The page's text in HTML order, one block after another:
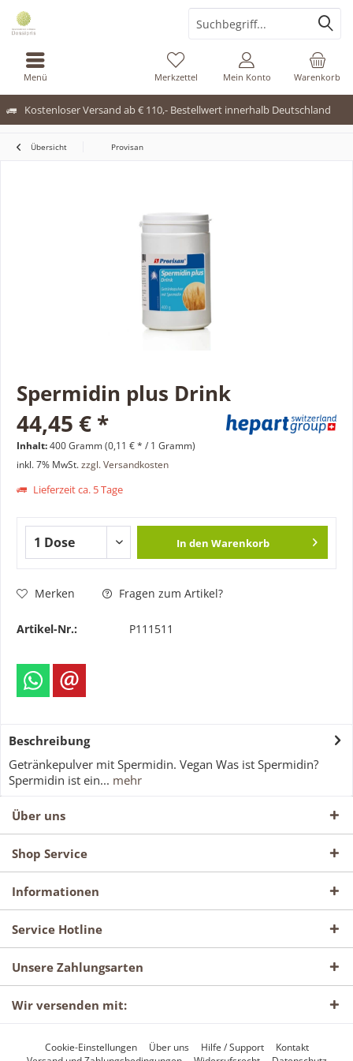
Kostenloser Versand ab € 110,- Bestellwert innerhalb Deutschland
Menü Warenkorb
Merkzettel Mein Konto
Übersicht Provisan
Spermidin plus Drink
44,45 € *
Inhalt:400 Gramm (0,11 € * / 1 Gramm)
inkl. 7% MwSt.zzgl. Versandkosten
Lieferzeit ca. 5 Tage
In den Warenkorb
Merken Fragen zum Artikel?
Artikel-Nr.: P111511
Beschreibung
Getränkepulver mit Spermidin. Vegan Was ist Spermidin?
Spermidin ist ein... mehr
Über uns
Shop Service
Informationen
Service Hotline
Unsere Zahlungsarten
Wir versenden mit:
Cookie-Einstellungen Über uns Hilfe / Support
Kontakt